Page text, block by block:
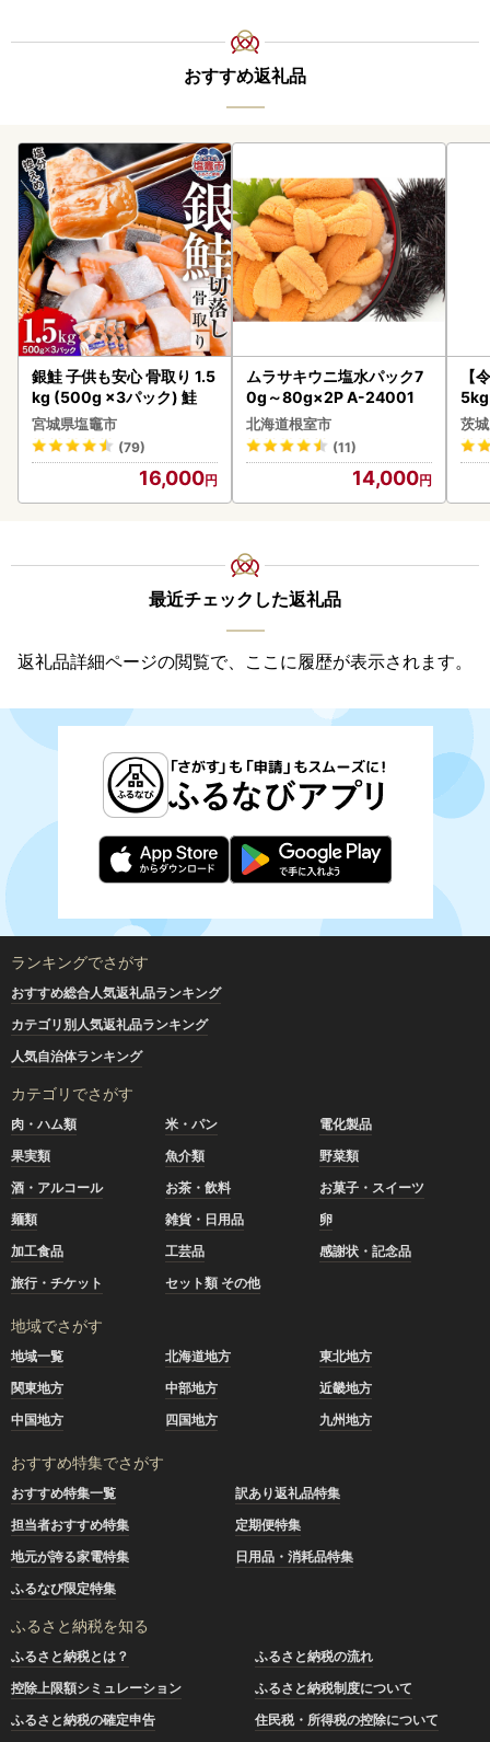
おすすめ返礼品
銀鮭 子供も安心 骨取り 1.5
kg (500g ×3パック) 鮭
宮城県塩竈市
(79)
16,000
ムラサキウニ塩水パック7
0g～80g×2P A-24001
北海道根室市
(11)
14,000
【
5kg
g x
町
茨
最近チェックした返礼品
返礼品詳細ページの閲覧で、ここに履歴が表示されます。
ランキングでさがす
おすすめ総合人気返礼品ランキング
カテゴリ別人気返礼品ランキング
人気自治体ランキング
カテゴリでさがす
肉・ハム類 米・パン
電化製品
果実類
魚介類
野菜類
酒・アルコール
お茶・飲料
お菓子・スイーツ
麺類
雑貨・日用品
卵
加工食品
工芸品
感謝状・記念品
旅行・チケット
セット類 その他
地域でさがす
地域一覧 北海道地方
東北地方
関東地方
中部地方
近畿地方
中国地方
四国地方 九州地方
おすすめ特集でさがす
おすすめ特集一覧
訳あり返礼品特集
担当者おすすめ特集
定期便特集
地元が誇る家電特集
日用品・消耗品特集
ふるなび限定特集
ふるさと納税を知る
ふるさと納税とは？
ふるさと納税の流れ
控除上限額シミュレーション
ふるさと納税制度について
ふるさと納税の確定申告
住民税・所得税の控除について